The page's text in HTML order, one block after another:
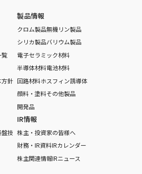
覧
方針
製品情報
クロム製品無機リン製品
シリカ製品バリウム製品
電子セラミック材料
半導体材料電池材料
回路材料ホスフィン誘導体
顔料・塗料その他製品
開発品
技
IR情報
株主・投資家の皆様へ
財務・IR資料IRカレンダー
株主関連情報IRニュース